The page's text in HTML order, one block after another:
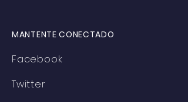
MANTENTE CONECTADO
Facebook
Twitter